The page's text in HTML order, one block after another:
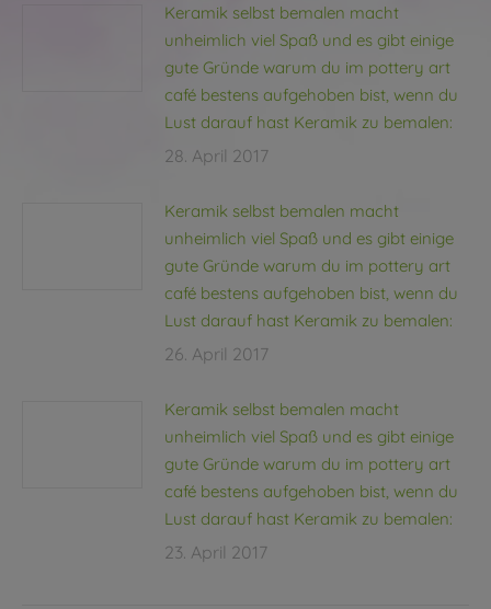
Keramik selbst bemalen macht
unheimlich viel Spaß und es gibt einige
gute Gründe warum du im pottery art
café bestens aufgehoben bist, wenn du
Lust darauf hast Keramik zu bemalen:
28. April 2017
Keramik selbst bemalen macht
unheimlich viel Spaß und es gibt einige
gute Gründe warum du im pottery art
café bestens aufgehoben bist, wenn du
Lust darauf hast Keramik zu bemalen:
26. April 2017
Keramik selbst bemalen macht
unheimlich viel Spaß und es gibt einige
gute Gründe warum du im pottery art
café bestens aufgehoben bist, wenn du
Lust darauf hast Keramik zu bemalen:
23. April 2017